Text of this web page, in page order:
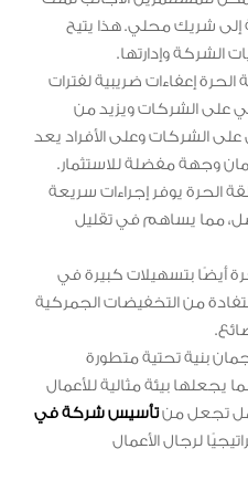
دون الحاجة إلى شريك محلي. هذا يتيح
الشركة وإدارتها.
إعفاءات ضريبية لفترات
على الشركات ويزيد من
على الشركات وعلى الأفراد يعد
وجهة مفضلة للاستثمار.
الحرة يوفر إجراءات سريعة
مما يساهم في تقليل
أيضًا بتسهيلات كبيرة في
من التخفيضات الجمركية
بنية تحتية متطورة
يجعلها بيئة مثالية للأعمال
تجعل منتأسيس شركة في
لرجال الأعمال